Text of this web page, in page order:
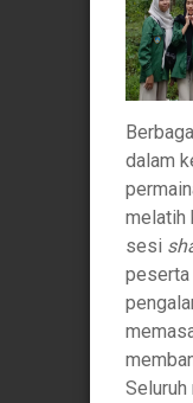
dalam
melatih
sesi
peserta
Seluruh